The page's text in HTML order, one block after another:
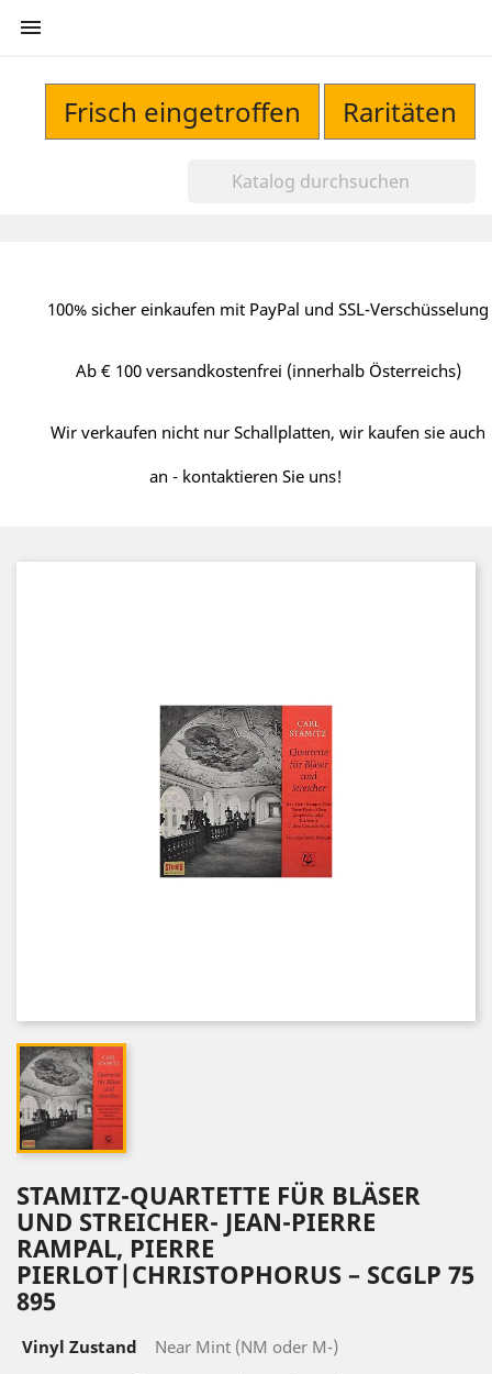

Frisch eingetroffen Raritäten
100% sicher einkaufen mit PayPal und SSL-Verschüsselung
Ab € 100 versandkostenfrei (innerhalb Österreichs)
Wir verkaufen nicht nur Schallplatten, wir kaufen sie auch
an - kontaktieren Sie uns!
STAMITZ-QUARTETTE FÜR BLÄSER
UND STREICHER- JEAN-PIERRE
RAMPAL, PIERRE
PIERLOT|CHRISTOPHORUS ‎– SCGLP 75
895
Vinyl Zustand
Near Mint (NM oder M-)